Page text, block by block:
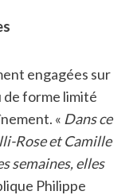
engagées sur
de forme limité
« Dans ce
Rose et Camille
semaines, elles
Philippe